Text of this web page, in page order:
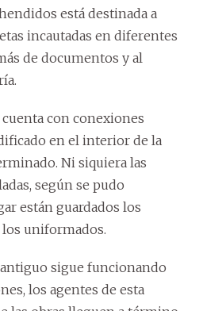
está destinada a
incautadas en diferentes
de documentos y al
con conexiones
en el interior de la
Ni siquiera las
según se pudo
están guardados los
los uniformados.
sigue funcionando
los agentes de esta